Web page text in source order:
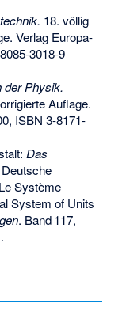
18. völlig
Verlag Europa-
3018-9
der Physik.
Auflage.
ISBN 3-8171-
Das
Système
System of Units
. Band 117,